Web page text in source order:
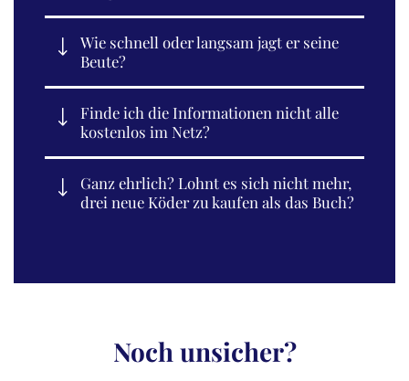
Wie schnell oder langsam jagt er seine
Beute?
Finde ich die Informationen nicht alle
kostenlos im Netz?
Ganz ehrlich? Lohnt es sich nicht mehr,
drei neue Köder zu kaufen als das Buch?
Noch unsicher?